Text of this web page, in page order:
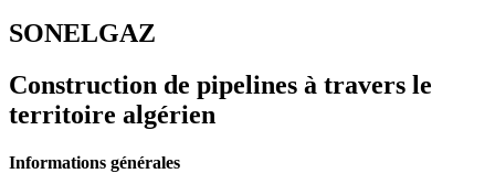
SONELGAZ
Construction de pipelines à travers le
territoire algérien
Informations générales